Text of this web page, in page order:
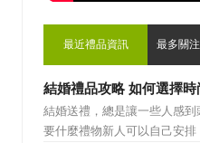
最近禮品資訊 最多關
結婚禮品攻略 如何選擇
結婚送禮，總是讓一些人感到
要什麼禮物新人可以自己安